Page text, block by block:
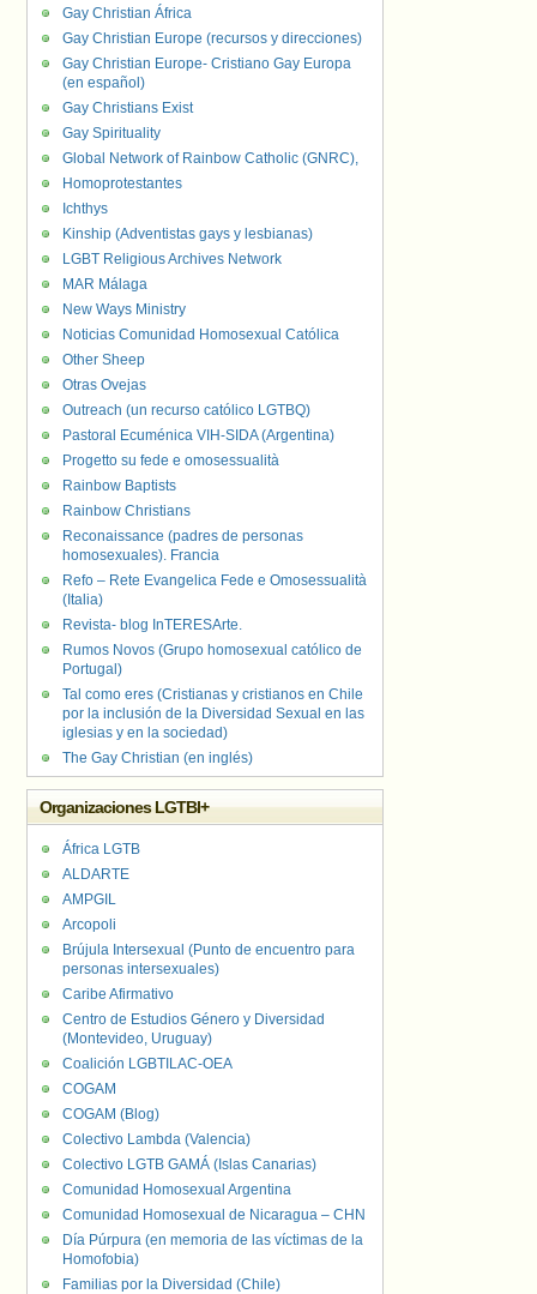
Gay Christian África
Gay Christian Europe (recursos y direcciones)
Gay Christian Europe- Cristiano Gay Europa
(en español)
Gay Christians Exist
Gay Spirituality
Global Network of Rainbow Catholic (GNRC),
Homoprotestantes
Ichthys
Kinship (Adventistas gays y lesbianas)
LGBT Religious Archives Network
MAR Málaga
New Ways Ministry
Noticias Comunidad Homosexual Católica
Other Sheep
Otras Ovejas
Outreach (un recurso católico LGTBQ)
Pastoral Ecuménica VIH-SIDA (Argentina)
Progetto su fede e omosessualità
Rainbow Baptists
Rainbow Christians
Reconaissance (padres de personas
homosexuales). Francia
Refo – Rete Evangelica Fede e Omosessualità
(Italia)
Revista- blog InTERESArte.
Rumos Novos (Grupo homosexual católico de
Portugal)
Tal como eres (Cristianas y cristianos en Chile
por la inclusión de la Diversidad Sexual en las
iglesias y en la sociedad)
The Gay Christian (en inglés)
Organizaciones LGTBI+
África LGTB
ALDARTE
AMPGIL
Arcopoli
Brújula Intersexual (Punto de encuentro para
personas intersexuales)
Caribe Afirmativo
Centro de Estudios Género y Diversidad
(Montevideo, Uruguay)
Coalición LGBTILAC-OEA
COGAM
COGAM (Blog)
Colectivo Lambda (Valencia)
Colectivo LGTB GAMÁ (Islas Canarias)
Comunidad Homosexual Argentina
Comunidad Homosexual de Nicaragua – CHN
Día Púrpura (en memoria de las víctimas de la
Homofobia)
Familias por la Diversidad (Chile)